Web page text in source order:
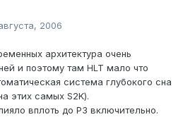
2006
архитектура очень
и поэтому там HLT мало что
система глубокого сна
этих самых S2K).
вплоть до P3 включительно.